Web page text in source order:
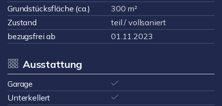
Grundstücksfläche (ca.)
300 m²
Zustand
teil / vollsaniert
bezugsfrei ab
01.11.2023
Ausstattung
Garage
Unterkellert